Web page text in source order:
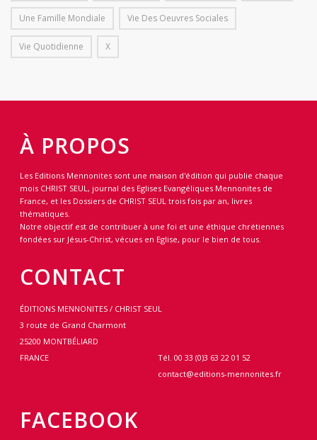
Une Famille Mondiale Vie Des Oeuvres Sociales
Vie Quotidienne X
À PROPOS
Les Editions Mennonites sont une maison d'édition qui publie chaque
mois CHRIST SEUL, journal des Eglises Evangéliques Mennonites de
France, et les Dossiers de CHRIST SEUL trois fois par an, livres
thématiques.
Notre objectif est de contribuer à une foi et une éthique chrétiennes
fondées sur Jésus-Christ, vécues en Eglise, pour le bien de tous.
CONTACT
ÉDITIONS MENNONITES / CHRIST SEUL
3 route de Grand Charmont
25200 MONTBÉLIARD
FRANCE
Tél. 00 33 (0)3 63 22 01 52
contact@editions-mennonites.fr
FACEBOOK